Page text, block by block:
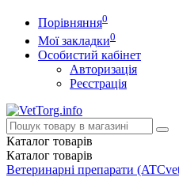
Порівняння0
Мої закладки0
Особистий кабінет
Авторизація
Реєстрація
Каталог товарів
Каталог товарів
Ветеринарні препарати